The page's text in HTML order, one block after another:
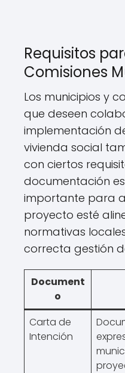
Requisitos
Comisiones
Los municipios y
que deseen
implementación
vivienda social
con ciertos
documentación
importante para
proyecto esté
normativas
correcta gestión
Document
o
Carta de
Intención